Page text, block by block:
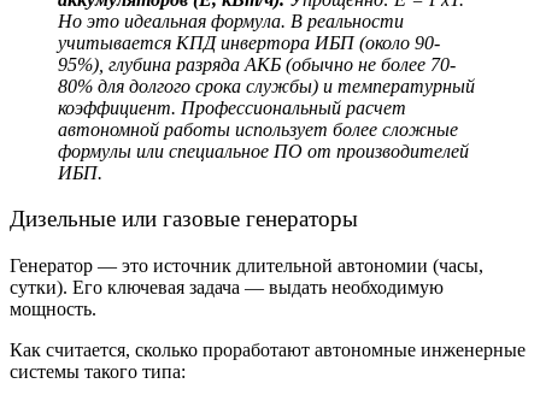
Но это идеальная формула. В реальности
учитывается КПД инвертора ИБП (около 90-
95%), глубина разряда АКБ (обычно не более 70-
80% для долгого срока службы) и температурный
коэффициент. Профессиональный расчет
автономной работы использует более сложные
формулы или специальное ПО от производителей
ИБП.
Дизельные или газовые генераторы
Генератор — это источник длительной автономии (часы,
сутки). Его ключевая задача — выдать необходимую
мощность.
Как считается, сколько проработают автономные инженерные
системы такого типа: